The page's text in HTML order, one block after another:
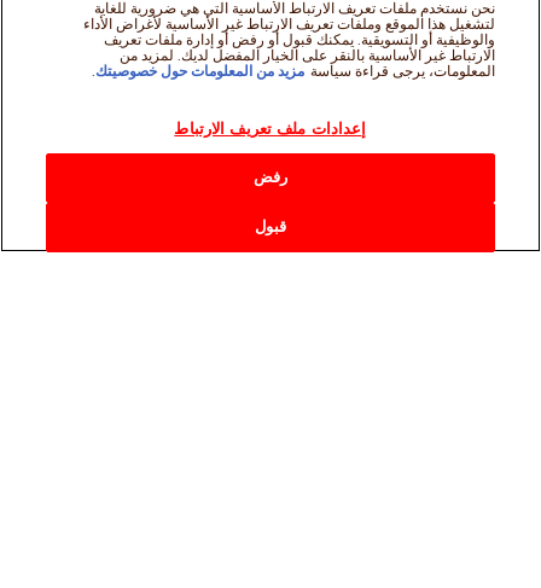
نحن نستخدم ملفات تعريف الارتباط الأساسية التي هي ضرورية للغاية
لتشغيل هذا الموقع وملفات تعريف الارتباط غير الأساسية لأغراض الأداء
والوظيفية أو التسويقية. يمكنك قبول أو رفض أو إدارة ملفات تعريف
الارتباط غير الأساسية بالنقر على الخيار المفضل لديك. لمزيد من
المعلومات، يرجى قراءة سياسة مزيد من المعلومات حول خصوصيتك
إعدادات ملف تعريف الارتباط
رفض
قبول